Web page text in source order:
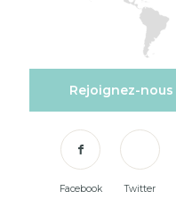
Rejoignez-
Facebook Twitter